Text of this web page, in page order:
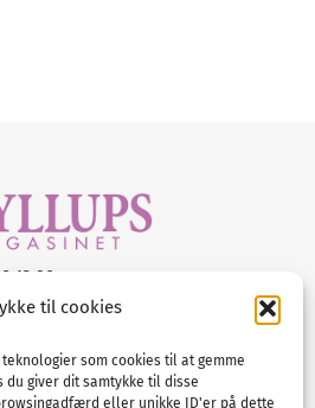
til cookies
som cookies til at gemme
giver dit samtykke til disse
eller unikke ID'er på dette
13 90
reserved.